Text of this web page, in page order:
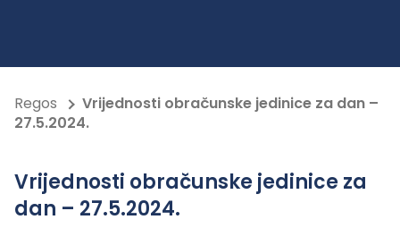
Regos
Vrijednosti obračunske jedinice za dan –
27.5.2024.
Vrijednosti obračunske jedinice za
dan – 27.5.2024.